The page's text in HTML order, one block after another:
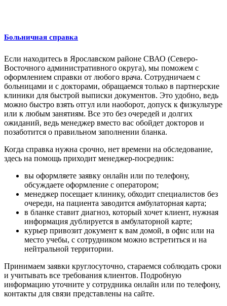
Больничная справка
Если находитесь в Ярославском районе СВАО (Северо-
Восточного административного округа), мы поможем с
оформлением справки от любого врача. Сотрудничаем с
больницами и с докторами, обращаемся только в партнерские
клиники для быстрой выписки документов. Это удобно, ведь
можно быстро взять отгул или наоборот, допуск к физкультуре
или к любым занятиям. Все это без очередей и долгих
ожиданий, ведь менеджер вместо вас обойдет докторов и
позаботится о правильном заполнении бланка.
Когда справка нужна срочно, нет времени на обследование,
здесь на помощь приходит менеджер-посредник:
вы оформляете заявку онлайн или по телефону,
обсуждаете оформление с оператором;
менеджер посещает клинику, обходит специалистов без
очереди, на пациента заводится амбулаторная карта;
в бланке ставит диагноз, который хочет клиент, нужная
информация дублируется в амбулаторной карте;
курьер привозит документ к вам домой, в офис или на
место учебы, с сотрудником можно встретиться и на
нейтральной территории.
Принимаем заявки круглосуточно, стараемся соблюдать сроки
и учитывать все требования клиентов. Подробную
информацию уточните у сотрудника онлайн или по телефону,
контакты для связи представлены на сайте.